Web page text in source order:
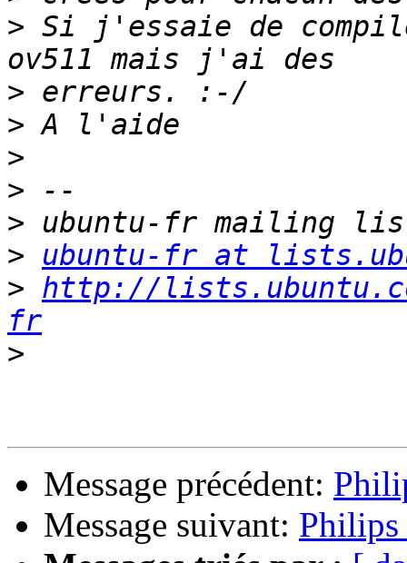
> Si j'essaie de
>
>
>
>
>
>
ubuntu-fr at
> http://
fr
>
Message précédent:
Message suivant: Philips